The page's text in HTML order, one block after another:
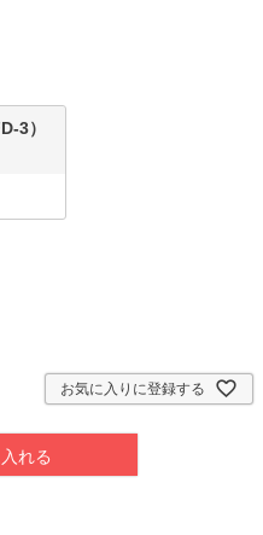
3）
お気に入りに登録する
れる